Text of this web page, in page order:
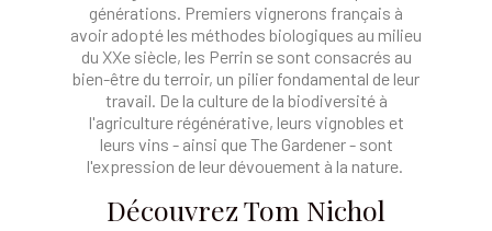
générations. Premiers vignerons français à
avoir adopté les méthodes biologiques au milieu
du XXe siècle, les Perrin se sont consacrés au
bien-être du terroir, un pilier fondamental de leur
travail. De la culture de la biodiversité à
l'agriculture régénérative, leurs vignobles et
leurs vins - ainsi que The Gardener - sont
l'expression de leur dévouement à la nature.
Découvrez Tom Nichol